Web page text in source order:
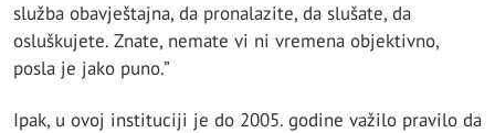
služba obavještajna, da pronalazite, da slušate, da
osluškujete. Znate, nemate vi ni vremena objektivno,
posla je jako puno.”
Ipak, u ovoj instituciji je do 2005. godine važilo pravilo da